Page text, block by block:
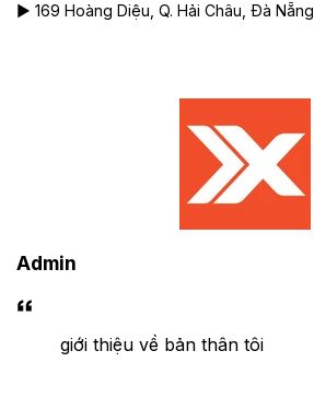
► 169 Hoàng Diệu, Q. Hải Châu, Đà Nẵng
Admin
giới thiệu về bản thân tôi